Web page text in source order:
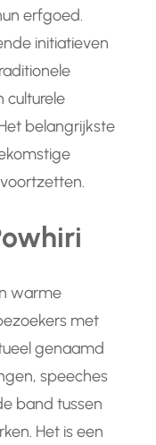
erfgoed.
initiatieven
culturele
belangrijkste
warme
met
genaamd
speeches
band tussen
Het is een